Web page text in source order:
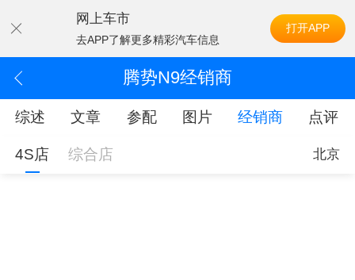
网上车市
去APP了解更多精彩汽车信息
打开APP
腾势N9经销商
综述 文章 参配 图片 经销商 点评
4S店 综合店 北京